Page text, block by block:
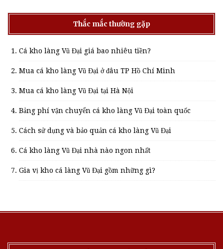
Thắc mắc thường gặp
Cá kho làng Vũ Đại giá bao nhiêu tiền?
Mua cá kho làng Vũ Đại ở đâu TP Hồ Chí Minh
Mua cá kho làng Vũ Đại tại Hà Nội
Bảng phí vận chuyển cá kho làng Vũ Đại toàn quốc
Cách sử dụng và bảo quản cá kho làng Vũ Đại
Cá kho làng Vũ Đại nhà nào ngon nhất
Gia vị kho cá làng Vũ Đại gồm những gì?